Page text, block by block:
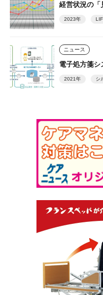
経営状況の「
2023年
ニュース
電子処方箋
2021年 シ